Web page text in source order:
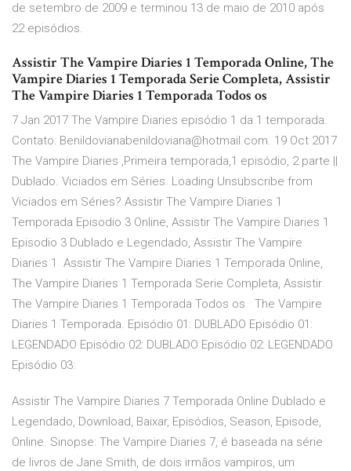
de setembro de 2009 e terminou 13 de maio de 2010 após
22 episódios.
Assistir The Vampire Diaries 1 Temporada Online, The
Vampire Diaries 1 Temporada Serie Completa, Assistir
The Vampire Diaries 1 Temporada Todos os
7 Jan 2017 The Vampire Diaries episódio 1 da 1 temporada.
Contato: Benildovianabenildoviana@hotmail.com. 19 Oct 2017
The Vampire Diaries ,Primeira temporada,1 episódio, 2 parte ||
Dublado. Viciados em Séries. Loading Unsubscribe from
Viciados em Séries? Assistir The Vampire Diaries 1
Temporada Episodio 3 Online, Assistir The Vampire Diaries 1
Episodio 3 Dublado e Legendado, Assistir The Vampire
Diaries 1 Assistir The Vampire Diaries 1 Temporada Online,
The Vampire Diaries 1 Temporada Serie Completa, Assistir
The Vampire Diaries 1 Temporada Todos os The Vampire
Diaries 1 Temporada. Episódio 01: DUBLADO Episódio 01:
LEGENDADO Episódio 02: DUBLADO Episódio 02: LEGENDADO
Episódio 03:
Assistir The Vampire Diaries 7 Temporada Online Dublado e
Legendado, Download, Baixar, Episódios, Season, Episode,
Online. Sinopse: The Vampire Diaries 7, é baseada na série
de livros de Jane Smith, de dois irmãos vampiros, um